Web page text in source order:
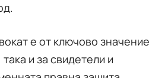
е от ключово значение
и за свидетели и